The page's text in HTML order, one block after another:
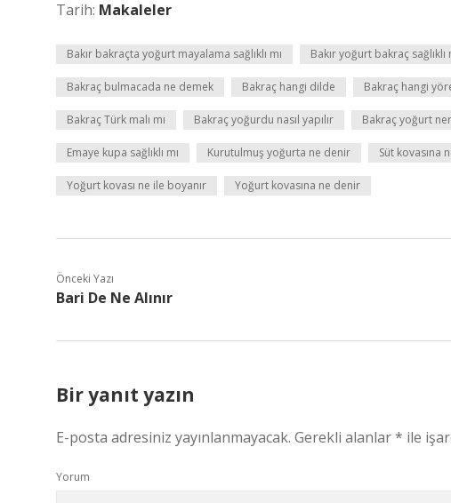
Tarih: Makaleler
Bakır bakraçta yoğurt mayalama sağlıklı mı Bakır yoğurt bakraç sağlıklı
Bakraç bulmacada ne demek Bakraç hangi dilde Bakraç hangi
Bakraç Türk malı mı Bakraç yoğurdu nasıl yapılır Bakraç yoğurt
Emaye kupa sağlıklı mı Kurutulmuş yoğurta ne denir Süt kovasına
Yoğurt kovası ne ile boyanır Yoğurt kovasına ne denir
Önceki Yazı
Bari De Ne Alınır
Bir yanıt yazın
E-posta adresiniz yayınlanmayacak. Gerekli alanlar* ile
Yorum